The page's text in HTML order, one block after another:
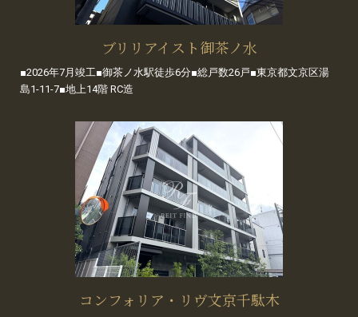
ブリリアイスト御茶ノ水
■2026年7月竣工■御茶ノ水駅徒歩6分■総戸数26戸■東京都文京区湯
島1-11-7■地上14階 RC造
コンフォリア・リヴ文京千駄木